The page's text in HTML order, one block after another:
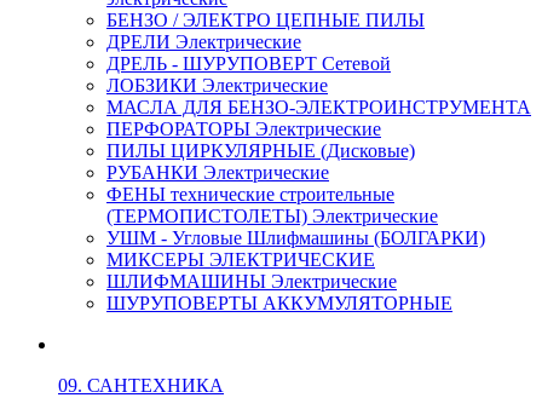
БЕНЗО / ЭЛЕКТРО ЦЕПНЫЕ ПИЛЫ
ДРЕЛИ Электрические
ДРЕЛЬ - ШУРУПОВЕРТ Сетевой
ЛОБЗИКИ Электрические
МАСЛА ДЛЯ БЕНЗО-ЭЛЕКТРОИНСТРУМЕНТА
ПЕРФОРАТОРЫ Электрические
ПИЛЫ ЦИРКУЛЯРНЫЕ (Дисковые)
РУБАНКИ Электрические
ФЕНЫ технические строительные
(ТЕРМОПИСТОЛЕТЫ) Электрические
УШМ - Угловые Шлифмашины (БОЛГАРКИ)
МИКСЕРЫ ЭЛЕКТРИЧЕСКИЕ
ШЛИФМАШИНЫ Электрические
ШУРУПОВЕРТЫ АККУМУЛЯТОРНЫЕ
09. САНТЕХНИКА